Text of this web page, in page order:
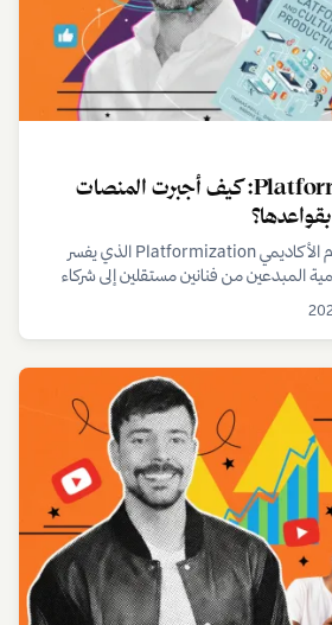
البلتفرمة Platformization: كيف أجبرت المنصات
تستعرض دولفينوز المفهوم الأكاديمي Platformization الذي يفسر
المبدعين من فنانين مستقلين إلى شركاء